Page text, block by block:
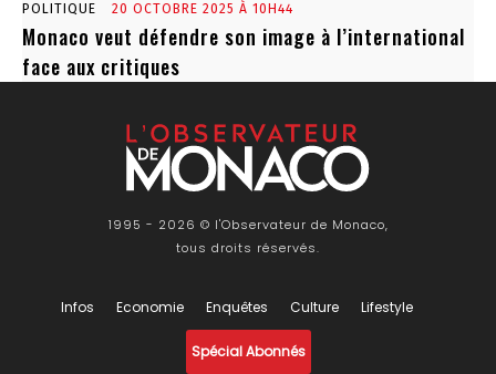
POLITIQUE 20 OCTOBRE 2025 À 10H44
Monaco veut défendre son image à l’international
face aux critiques
1995 - 2026 © l'Observateur de Monaco,
tous droits réservés.
Infos Economie Enquêtes Culture Lifestyle
Spécial Abonnés